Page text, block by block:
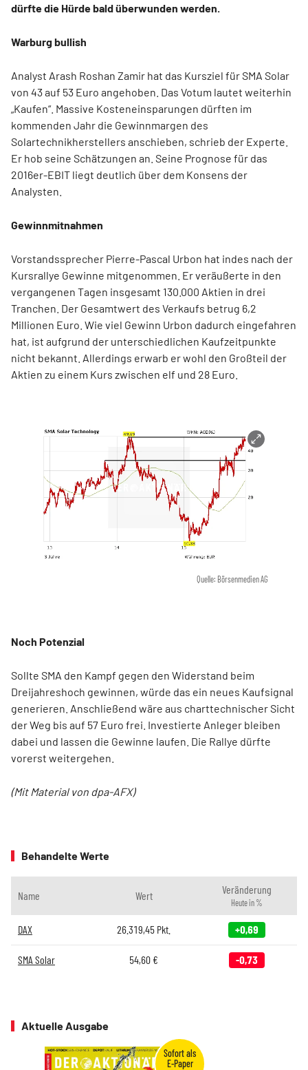
dürfte die Hürde bald überwunden werden.
Warburg bullish
Analyst Arash Roshan Zamir hat das Kursziel für SMA Solar
von 43 auf 53 Euro angehoben. Das Votum lautet weiterhin
„Kaufen“. Massive Kosteneinsparungen dürften im
kommenden Jahr die Gewinnmargen des
Solartechnikherstellers anschieben, schrieb der Experte.
Er hob seine Schätzungen an. Seine Prognose für das
2016er-EBIT liegt deutlich über dem Konsens der
Analysten.
Gewinnmitnahmen
Vorstandssprecher Pierre-Pascal Urbon hat indes nach der
Kursrallye Gewinne mitgenommen. Er veräußerte in den
vergangenen Tagen insgesamt 130.000 Aktien in drei
Tranchen. Der Gesamtwert des Verkaufs betrug 6,2
Millionen Euro. Wie viel Gewinn Urbon dadurch eingefahren
hat, ist aufgrund der unterschiedlichen Kaufzeitpunkte
nicht bekannt. Allerdings erwarb er wohl den Großteil der
Aktien zu einem Kurs zwischen elf und 28 Euro.
Quelle: Börsenmedien AG
Noch Potenzial
Sollte SMA den Kampf gegen den Widerstand beim
Dreijahreshoch gewinnen, würde das ein neues Kaufsignal
generieren. Anschließend wäre aus charttechnischer Sicht
der Weg bis auf 57 Euro frei. Investierte Anleger bleiben
dabei und lassen die Gewinne laufen. Die Rallye dürfte
vorerst weitergehen.
(Mit Material von dpa-AFX)
Behandelte Werte
Name Wert Veränderung
Heute in %
DAX 26.319,45 Pkt. +0,69
SMA Solar 54,60 € -0,73
Aktuelle Ausgabe